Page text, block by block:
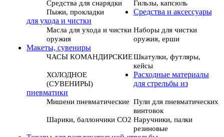
Средства для снарядки
Гильзы, капсюль
Пыжи, прокладки
Средства и аксессуары
для ухода и чистки
Масла для ухода и чистки
оружия
Наборы для чистки
оружия, ерши
Макеты, сувениры
ЧАСЫ КОМАНДИРСКИЕШкатулки, футляры,
кейсы
ХОЛОДНОЕ
(СУВЕНИРЫ)
Расходные материалы
для стрельбы из
пневматики
Мишени пневматические Пули для пневматических
винтовок
Шарики, баллончики СО2 Наручники, палки
резиновые